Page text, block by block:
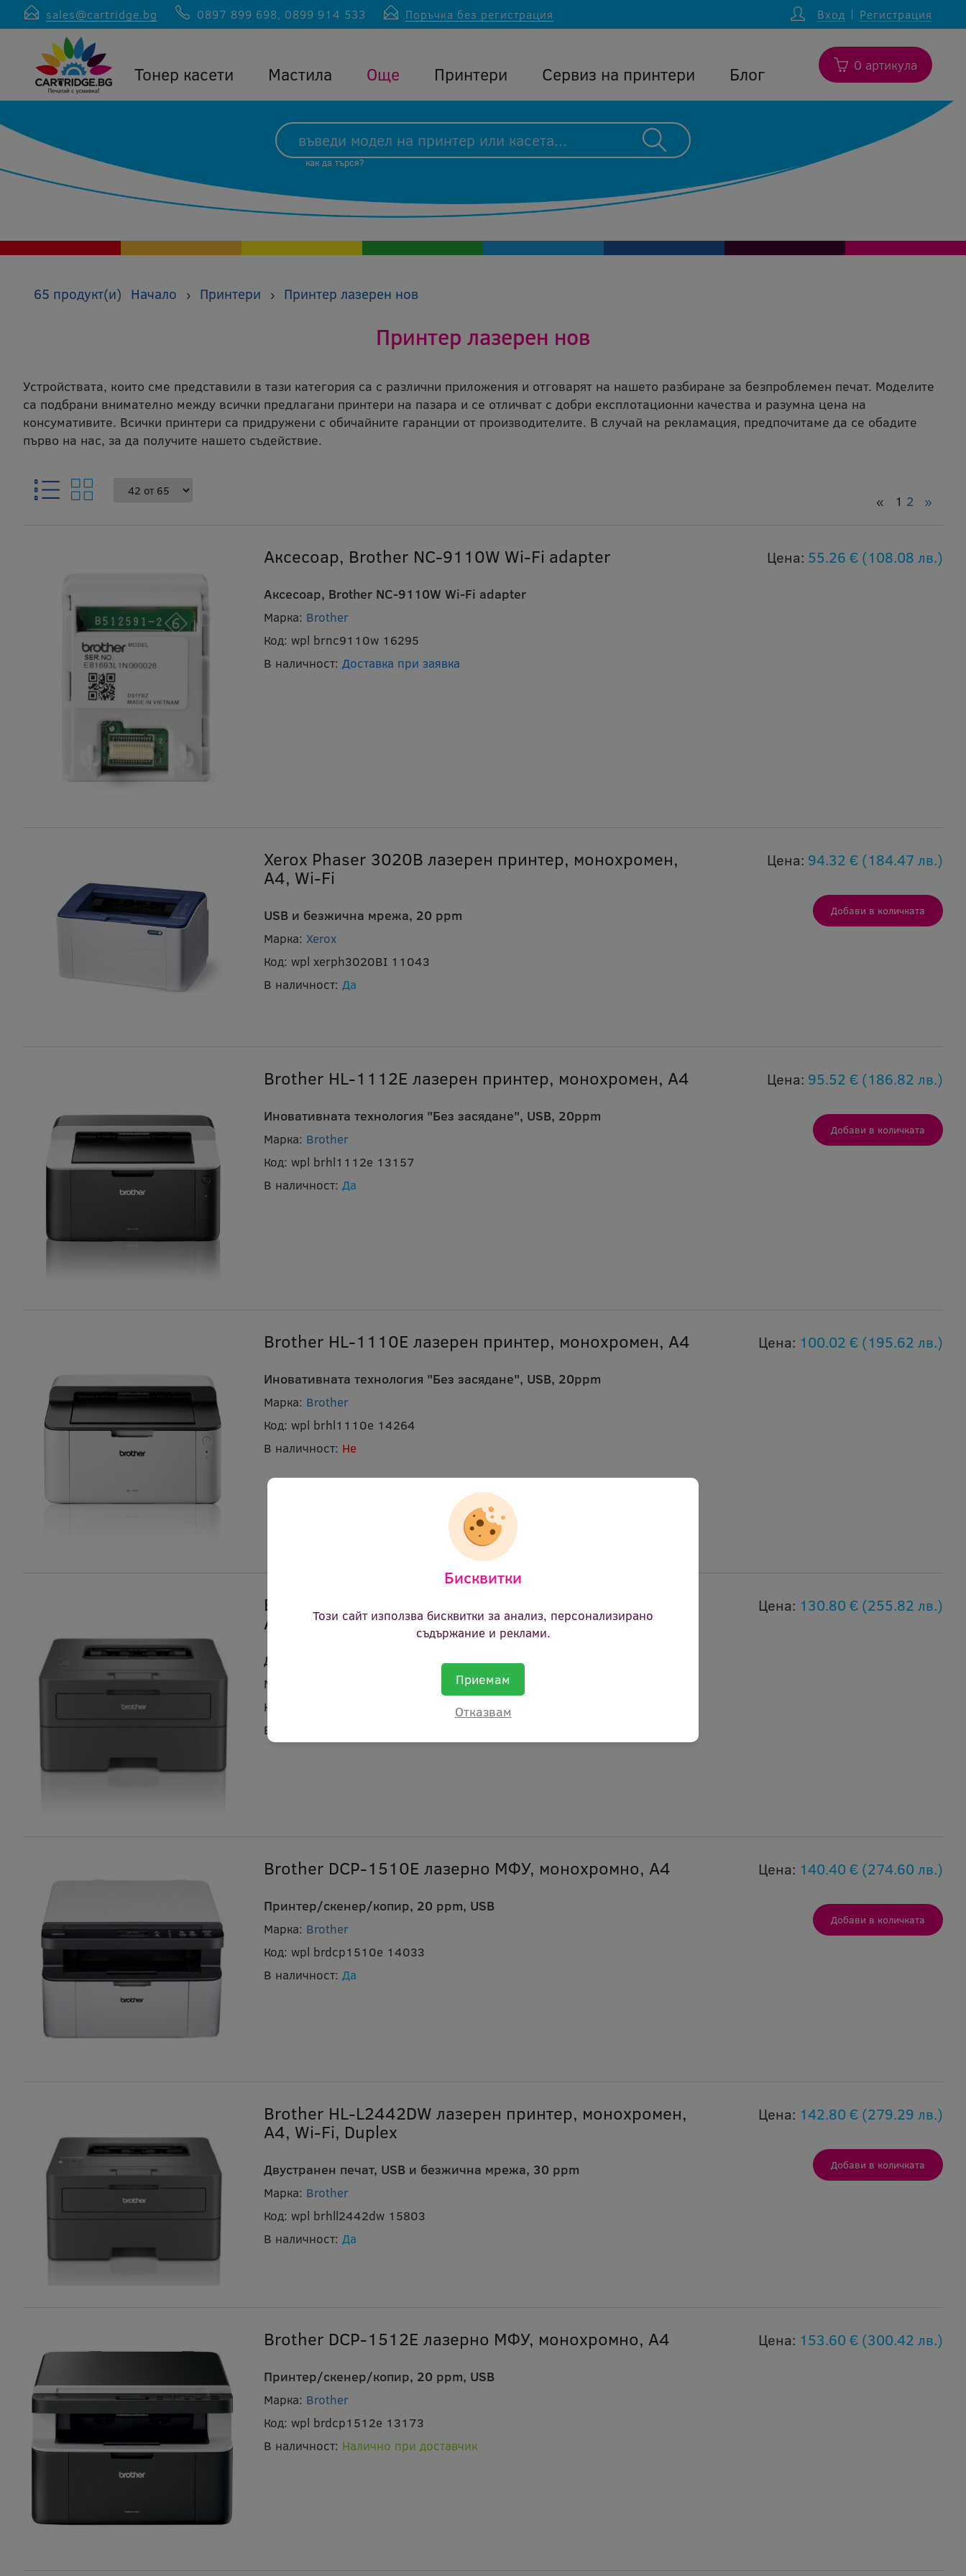
sales@cartridge.bg 0897 899 698, 0899 914 533 Поръчка без регистрация Вход Регистрация
Тонер касети Мастила Още Принтери Сервиз на принтери Блог 0 артикула
как да търся?
65 продукт(и) Начало › Принтери › Принтер лазерен нов
Принтер лазерен нов
Устройствата, които сме представили в тази категория са с различни приложения и отговарят на нашето разбиране за безпроблемен печат. Моделите
са подбрани внимателно между всички предлагани принтери на пазара и се отличват с добри експлотационни качества и разумна цена на
консумативите. Всички принтери са придружени с обичайните гаранции от производителите. В случай на рекламация, предпочитаме да се обадите
първо на нас, за да получите нашето съдействие.
« 1 2 »
Аксесоар, Brother NC-9110W Wi-Fi adapter
Аксесоар, Brother NC-9110W Wi-Fi adapter
Марка: Brother
Код: wpl brnc9110w 16295
В наличност: Доставка при заявка
Цена: 55.26 € (108.08 лв.)
Xerox Phaser 3020B лазерен принтер, монохромен,
А4, Wi-Fi
USB и безжична мрежа, 20 ppm
Марка: Xerox
Код: wpl xerph3020BI 11043
В наличност: Да
Цена: 94.32 € (184.47 лв.)
Brother HL-1112E лазерен принтер, монохромен, А4
Иновативната технология "Без засядане", USB, 20ppm
Марка: Brother
Код: wpl brhl1112e 13157
В наличност: Да
Цена: 95.52 € (186.82 лв.)
Brother HL-1110E лазерен принтер, монохромен, А4
Иновативната технология "Без засядане", USB, 20ppm
Марка: Brother
Код: wpl brhl1110e 14264
В наличност: Не
Цена: 100.02 € (195.62 лв.)
Brother HL-L2402D лазерен принтер, монохромен,
А4, Duplex
Двустранен печат, USB, 30 ppm
Марка:
Код:
В наличност:
Цена: 130.80 € (255.82 лв.)
Brother DCP-1510E лазерно МФУ, монохромно, А4
Принтер/скенер/копир, 20 ppm, USB
Марка: Brother
Код: wpl brdcp1510e 14033
В наличност: Да
Цена: 140.40 € (274.60 лв.)
Brother HL-L2442DW лазерен принтер, монохромен,
А4, Wi-Fi, Duplex
Двустранен печат, USB и безжична мрежа, 30 ppm
Марка: Brother
Код: wpl brhll2442dw 15803
В наличност: Да
Цена: 142.80 € (279.29 лв.)
Brother DCP-1512E лазерно МФУ, монохромно, А4
Принтер/скенер/копир, 20 ppm, USB
Марка: Brother
Код: wpl brdcp1512e 13173
В наличност: Налично при доставчик
Цена: 153.60 € (300.42 лв.)
Бисквитки
Този сайт използва бисквитки за анализ, персонализирано
съдържание и реклами.
Приемам
Отказвам